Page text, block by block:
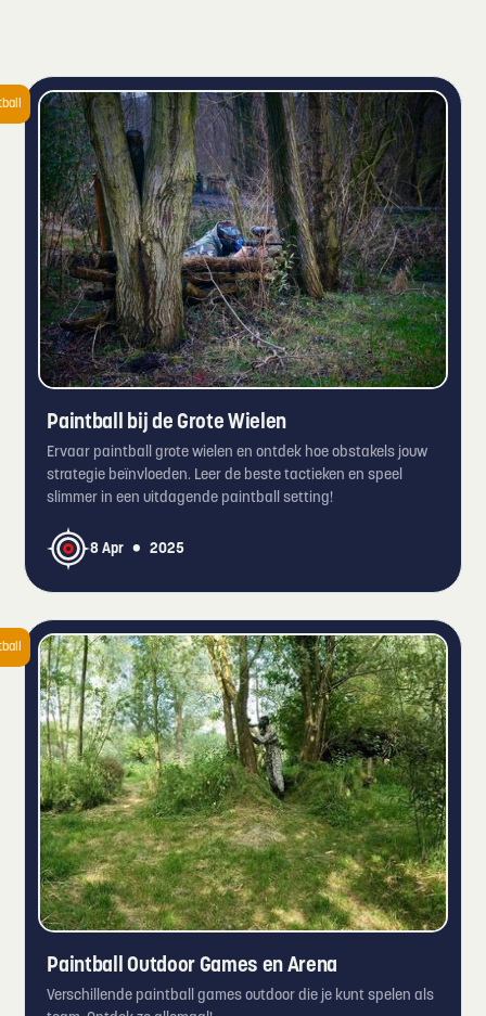
Paintball bij de Grote Wielen
Ervaar paintball grote wielen en ontdek hoe obstakels jouw
strategie beïnvloeden. Leer de beste tactieken en speel
slimmer in een uitdagende paintball setting!
8 Apr • 2025
Paintball Outdoor Games en Arena
Verschillende paintball games outdoor die je kunt spelen als